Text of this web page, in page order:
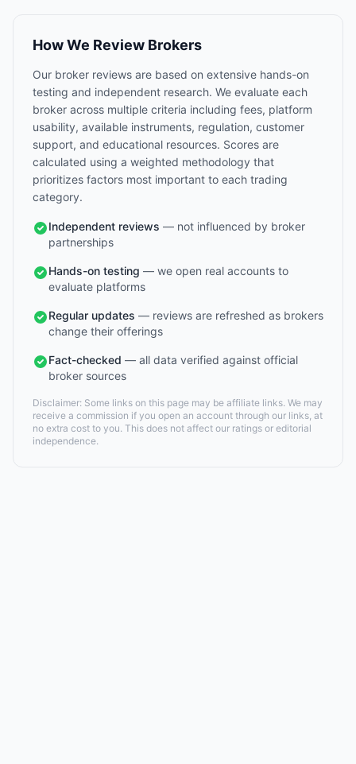
How We Review Brokers
Our broker reviews are based on extensive hands-on
testing and independent research. We evaluate each
broker across multiple criteria including fees, platform
usability, available instruments, regulation, customer
support, and educational resources. Scores are
calculated using a weighted methodology that
prioritizes factors most important to each trading
category.
Independent reviews — not influenced by broker
partnerships
Hands-on testing — we open real accounts to
evaluate platforms
Regular updates — reviews are refreshed as brokers
change their offerings
Fact-checked — all data verified against official
broker sources
Disclaimer: Some links on this page may be affiliate links. We may
receive a commission if you open an account through our links, at
no extra cost to you. This does not affect our ratings or editorial
independence.